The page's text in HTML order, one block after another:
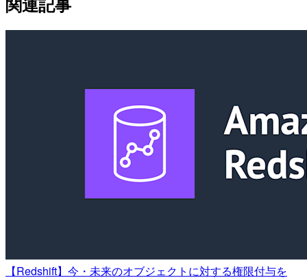
【Redshift】今・未来のオブジェクトに対する権限付与を